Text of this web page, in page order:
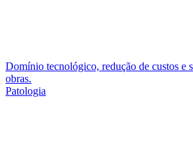
Domínio tecnológico, redução de custos e
obras.
Patologia